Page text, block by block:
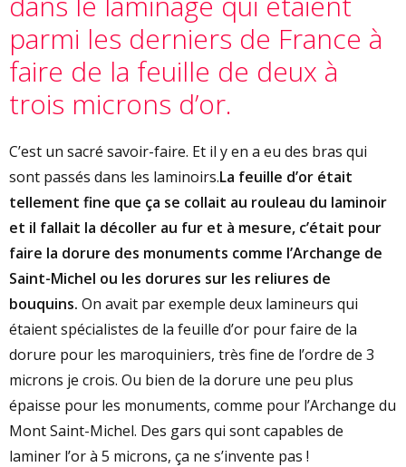
parmi les derniers de France à
faire de la feuille de deux à
trois microns d’or.
C’est un sacré savoir-faire. Et il y en a eu des bras qui
sont passés dans les laminoirs.La feuille d’or était
tellement fine que ça se collait au rouleau du laminoir
et il fallait la décoller au fur et à mesure, c’était pour
faire la dorure des monuments comme l’Archange de
Saint-Michel ou les dorures sur les reliures de
bouquins. On avait par exemple deux lamineurs qui
étaient spécialistes de la feuille d’or pour faire de la
dorure pour les maroquiniers, très fine de l’ordre de 3
microns je crois. Ou bien de la dorure une peu plus
épaisse pour les monuments, comme pour l’Archange du
Mont Saint-Michel. Des gars qui sont capables de
laminer l’or à 5 microns, ça ne s’invente pas !